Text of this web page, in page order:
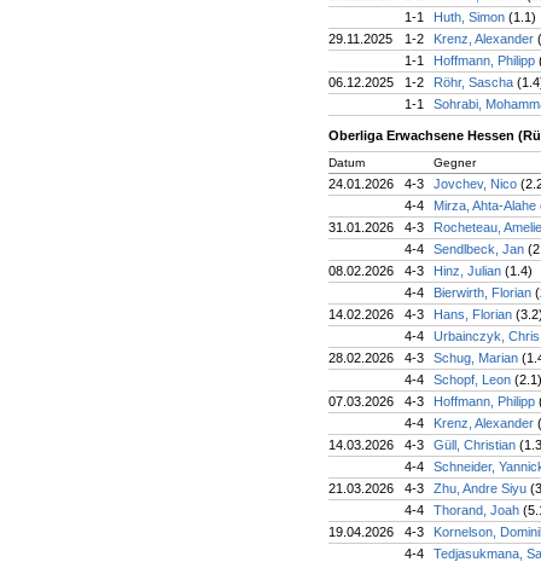
1-1
Huth, Simon (1.1)
29.11.2025
1-2 Krenz, Alexander
1-1
Hoffmann, Philipp
06.12.2025
1-2 Röhr, Sascha
1-1
Sohrabi,
Oberliga Erwachsene Hessen
Datum Gegner
24.01.2026 4-3 Jovchev, Nico
4-4
Mirza, Ahta-Alahe
31.01.2026
4-3
Rocheteau,
4-4
Sendlbeck, Jan
08.02.2026
4-3 Hinz, Julian (1.4)
4-4
Bierwirth, Florian
14.02.2026
4-3 Hans, Florian
4-4
Urbainczyk,
28.02.2026
4-3 Schug, Marian
4-4
Schopf, Leon (2.1)
07.03.2026
4-3 Hoffmann, Philipp
4-4
Krenz, Alexander
14.03.2026
4-3 Güll, Christian
4-4
Schneider,
21.03.2026
4-3 Zhu, Andre Siyu
4-4
Thorand, Joah
19.04.2026
4-3
Kornelson,
4-4
Tedjasukmana,